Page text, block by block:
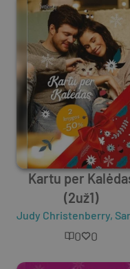
Kartu per
(2už1)
Judy Christenberry, Sandra
0 0